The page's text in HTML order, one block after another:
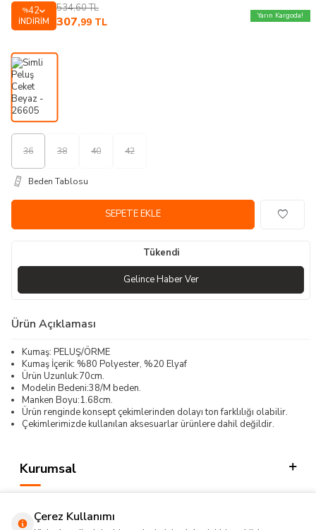
%42
İNDIRIM
534,60TL
307,99 TL
Yarın Kargoda!
36 38 40 42
Beden Tablosu
SEPETE EKLE
Tükendi
Gelince Haber Ver
Ürün Açıklaması
Kumaş: PELUŞ/ÖRME
Kumaş İçerik: %80 Polyester, %20 Elyaf
Ürün Uzunluk:70cm.
Modelin Bedeni:38/M beden.
Manken Boyu:1.68cm.
Ürün renginde konsept çekimlerinden dolayı ton farklılığı olabilir.
Çekimlerimizde kullanılan aksesuarlar ürünlere dahil değildir.
Kurumsal
Çerez Kullanımı